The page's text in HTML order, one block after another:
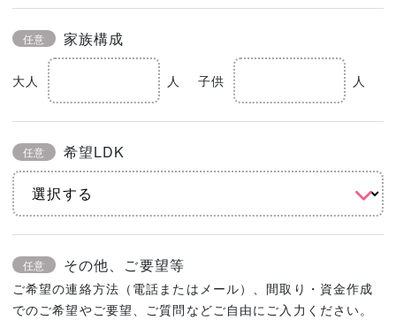
任意 家族構成
大人 人 子供 人
任意 希望LDK
任意 その他、ご要望等
ご希望の連絡方法（電話またはメール）、間取り・資金作成
でのご希望やご要望、ご質問などご自由にご入力ください。